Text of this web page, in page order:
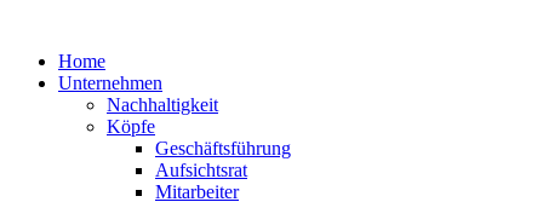
Home
Unternehmen
Nachhaltigkeit
Köpfe
Geschäftsführung
Aufsichtsrat
Mitarbeiter